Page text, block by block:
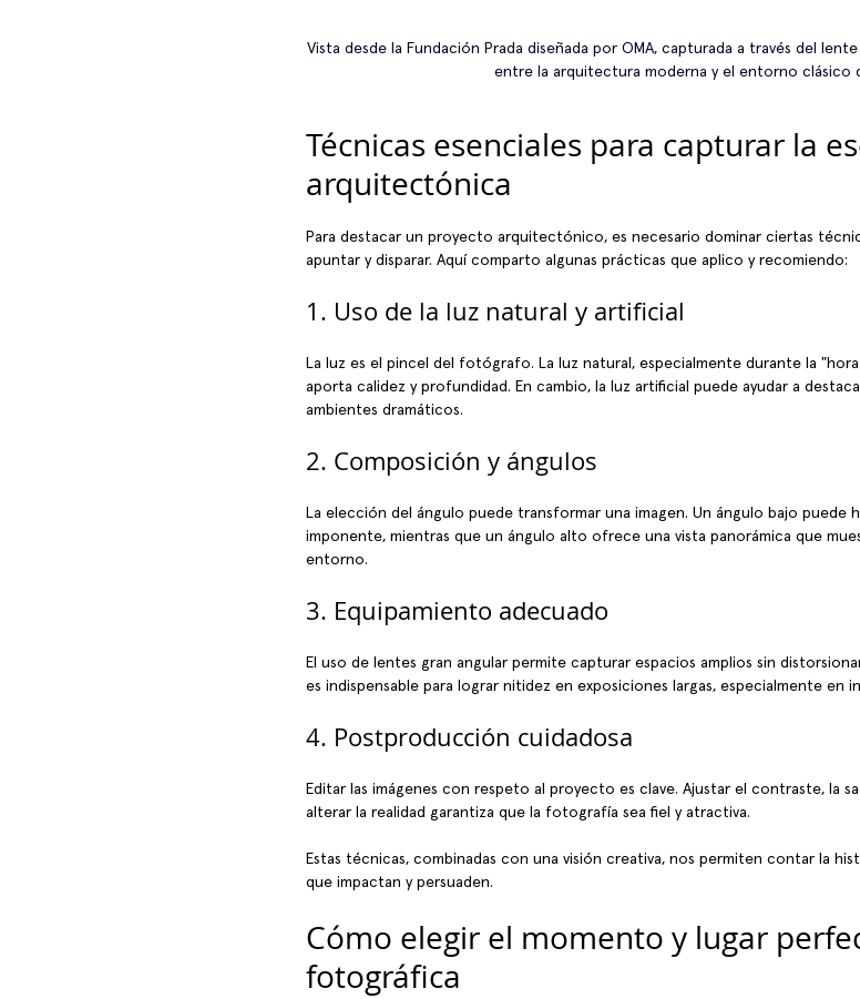
Vista desde la Fundación Prada diseñada por OMA, capturada a través del
entre la arquitectura moderna y el entorno clásico
Técnicas esenciales para capturar la
arquitectónica
Para destacar un proyecto arquitectónico, es necesario dominar ciertas
apuntar y disparar. Aquí comparto algunas prácticas que aplico y recomiendo:
1. Uso de la luz natural y artificial
La luz es el pincel del fotógrafo. La luz natural, especialmente durante la
aporta calidez y profundidad. En cambio, la luz artificial puede ayudar a
ambientes dramáticos.
2. Composición y ángulos
La elección del ángulo puede transformar una imagen. Un ángulo bajo puede
imponente, mientras que un ángulo alto ofrece una vista panorámica que
entorno.
3. Equipamiento adecuado
El uso de lentes gran angular permite capturar espacios amplios sin
es indispensable para lograr nitidez en exposiciones largas, especialmente en
4. Postproducción cuidadosa
Editar las imágenes con respeto al proyecto es clave. Ajustar el contraste, la
alterar la realidad garantiza que la fotografía sea fiel y atractiva.
Estas técnicas, combinadas con una visión creativa, nos permiten contar la
que impactan y persuaden.
Cómo elegir el momento y lugar
fotográfica